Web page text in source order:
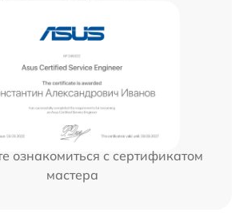
ознакомиться с сертификатом
мастера